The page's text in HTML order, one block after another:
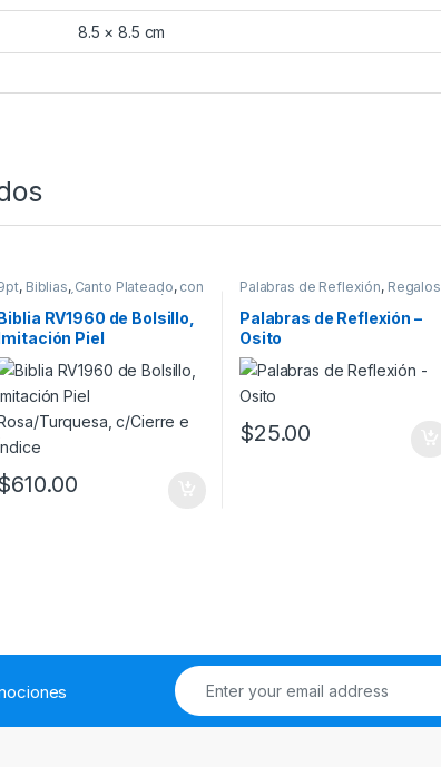
8.5 × 8.5 cm
, Biblias, Canto Plateado, con
Cierre
Imitación Piel
,Reina Valera 1960,
,Tamaño Bolsillo,
Turquesa
RV1960 de Bolsillo,
Piel
Turquesa, c/Cierre e
610.00
Palabras de Reflexión, Regalos
Palabras de Reflexión –
Osito
$25.00